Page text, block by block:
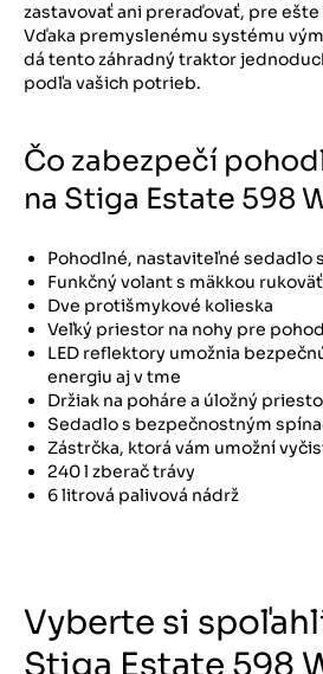
zastavovať ani preraďovať, pre
Vďaka premyslenému systému
dá tento záhradný traktor
podľa vašich potrieb.
Čo zabezpečí
na Stiga Estate 598
Pohodlné, nastaviteľné sedadlo
Funkčný volant s mäkkou
Dve protišmykové kolieska
Veľký priestor na nohy pre
LED reflektory umožnia
energiu aj v tme
Držiak na poháre a úložný
Sedadlo s bezpečnostným
Zástrčka, ktorá vám umožní
240 l zberač trávy
6 litrová palivová nádrž
Vyberte si
Stiga Estate 598